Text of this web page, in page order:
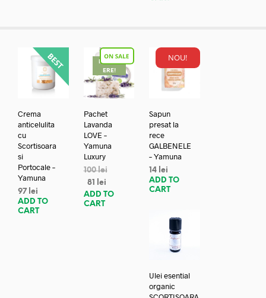
Crema
anticelulita
cu
Scortisoara
si
Portocale –
Yamuna
97 lei
ADD TO
CART
REDUC
ERE!
Pachet
Lavanda
LOVE –
Yamuna
Luxury
100lei
81
lei
ADD TO
CART
NOU!
Sapun
presat la
rece
GALBENELE
– Yamuna
14 lei
ADD TO
CART
Ulei esential
organic